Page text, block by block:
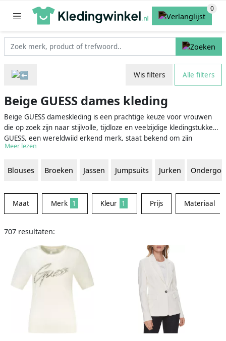
Wis filters Alle filters
Beige GUESS dames kleding
Beige GUESS dameskleding is een prachtige keuze voor vrouwen
die op zoek zijn naar stijlvolle, tijdloze en veelzijdige kledingstukken.
GUESS, een wereldwijd erkend merk, staat bekend om zijn
modieuze en hoogwaardige kleding. Beige is een neutrale kleur die
dat je met beige GUESS dameskleding moeiteloos stijlvolle outfits
Meer lezen
Blouses Broeken Jassen Jumpsuits Jurken
Maat Merk 1 Kleur 1 Prijs Materiaal
707 resultaten: